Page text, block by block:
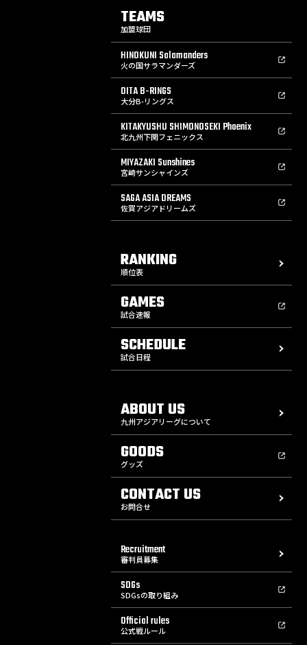
TEAMS
加盟球団
HINOKUNI Salamanders
火の国サラマンダーズ
OITA B-RINGS
大分B-リングス
KITAKYUSHU SHIMONOSEKI Phoenix
北九州下関フェニックス
MIYAZAKI Sunshines
宮崎サンシャインズ
SAGA ASIA DREAMS
佐賀アジアドリームズ
RANKING
順位表
GAMES
試合速報
SCHEDULE
試合日程
ABOUT US
九州アジアリーグについて
GOODS
グッズ
CONTACT US
お問合せ
Recruitment
審判員募集
SDGs
SDGsの取り組み
Official rules
公式戦ルール